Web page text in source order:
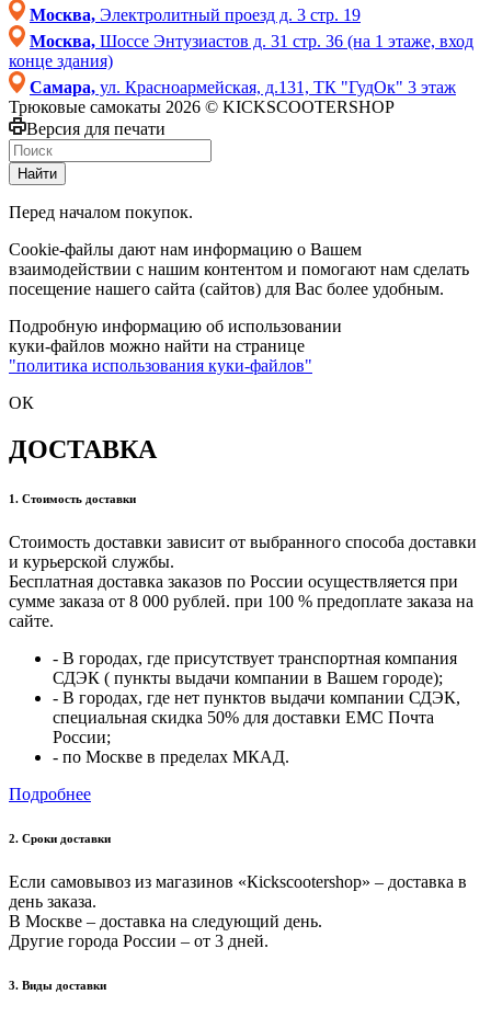
Москва, Электролитный проезд д. 3 стр. 19
Москва, Шоссе Энтузиастов д. 31 стр. 36 (на 1 этаже, вход
конце здания)
Самара, ул. Красноармейская, д.131, ТК "ГудОк" 3 этаж
Трюковые самокаты 2026 © KICKSCOOTERSHOP
Версия для печати
Найти
Перед началом покупок.
Cookie-файлы дают нам информацию о Вашем
взаимодействии с нашим контентом и помогают нам сделать
посещение нашего сайта (сайтов) для Вас более удобным.
Подробную информацию об использовании
куки-файлов можно найти на странице
"политика использования куки-файлов"
ОК
ДОСТАВКА
1. Стоимость доставки
Стоимость доставки зависит от выбранного способа доставки
и курьерской службы.
Бесплатная доставка заказов по России осуществляется при
сумме заказа от 8 000 рублей. при 100 % предоплате заказа на
сайте.
- В городах, где присутствует транспортная компания
СДЭК ( пункты выдачи компании в Вашем городе);
- В городах, где нет пунктов выдачи компании СДЭК,
специальная скидка 50% для доставки ЕМС Почта
России;
- по Москве в пределах МКАД.
Подробнее
2. Cроки доставки
Если самовывоз из магазинов «Кickscootershop» – доставка в
день заказа.
В Москве – доставка на следующий день.
Другие города России – от 3 дней.
3. Виды доставки